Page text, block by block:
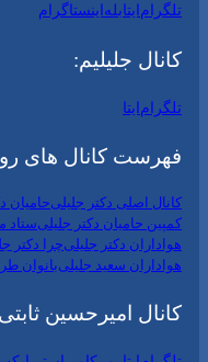
تلگرامایتابلهاینستاگرام
کانال جلیلیم:
تلگرامایتا
فهرست کانال های
کانال اصلی دکتر جلیلیحامیان
کمپین حامیان دکتر جلیلیستاد
هواداران دکتر جلیلیچرا دکتر
هواداران سعید جلیلیبانوان
کانال امیرحسین